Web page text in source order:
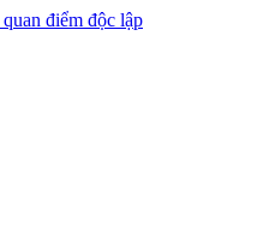
điểm độc lập